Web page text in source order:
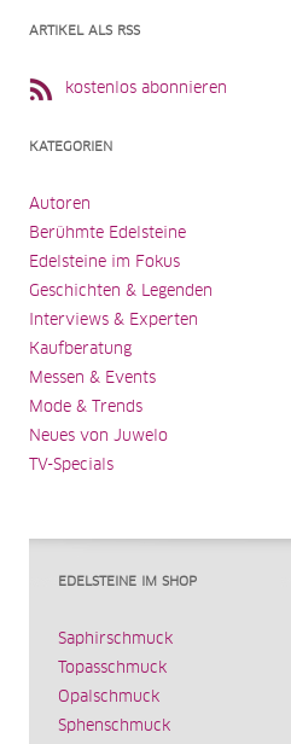
ARTIKEL ALS RSS
kostenlos abonnieren
KATEGORIEN
Autoren
Berühmte Edelsteine
Edelsteine im Fokus
Geschichten & Legenden
Interviews & Experten
Kaufberatung
Messen & Events
Mode & Trends
Neues von Juwelo
TV-Specials
EDELSTEINE IM SHOP
Saphirschmuck
Topasschmuck
Opalschmuck
Sphenschmuck